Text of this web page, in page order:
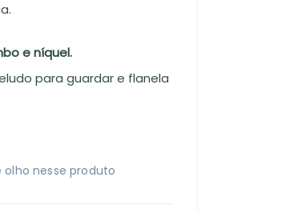
e níquel.
para guardar e flanela
olho nesse produto